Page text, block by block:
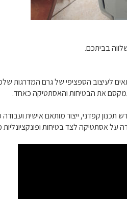
בביתכם.
לעיצוב הספציפי של גרם המדרגות
את הבטיחות והאסתטיקה כאחד.
קפדני, ייצור מותאם אישית
על אסתטיקה לצד בטיחות